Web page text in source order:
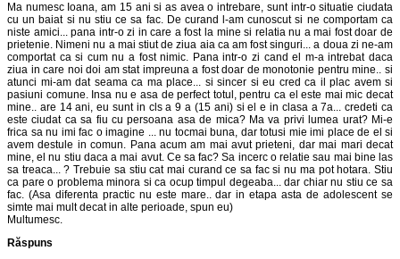
Ma numesc Ioana, am 15 ani si as avea o intrebare, sunt intr-o situatie ciudata
cu un baiat si nu stiu ce sa fac. De curand l-am cunoscut si ne comportam ca
niste amici... pana intr-o zi in care a fost la mine si relatia nu a mai fost doar de
prietenie. Nimeni nu a mai stiut de ziua aia ca am fost singuri... a doua zi ne-am
comportat ca si cum nu a fost nimic. Pana intr-o zi cand el m-a intrebat daca
ziua in care noi doi am stat impreuna a fost doar de monotonie pentru mine.. si
atunci mi-am dat seama ca ma place... si sincer si eu cred ca il plac avem si
pasiuni comune. Insa nu e asa de perfect totul, pentru ca el este mai mic decat
mine.. are 14 ani, eu sunt in cls a 9 a (15 ani) si el e in clasa a 7a... credeti ca
este ciudat ca sa fiu cu persoana asa de mica? Ma va privi lumea urat? Mi-e
frica sa nu imi fac o imagine ... nu tocmai buna, dar totusi mie imi place de el si
avem destule in comun. Pana acum am mai avut prieteni, dar mai mari decat
mine, el nu stiu daca a mai avut. Ce sa fac? Sa incerc o relatie sau mai bine las
sa treaca... ? Trebuie sa stiu cat mai curand ce sa fac si nu ma pot hotara. Stiu
ca pare o problema minora si ca ocup timpul degeaba... dar chiar nu stiu ce sa
fac. (Asa diferenta practic nu este mare.. dar in etapa asta de adolescent se
simte mai mult decat in alte perioade, spun eu)
Multumesc.
Răspuns